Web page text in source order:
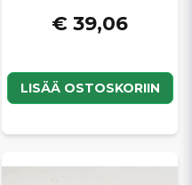
€ 39,06
LISÄÄ OSTOSKORIIN